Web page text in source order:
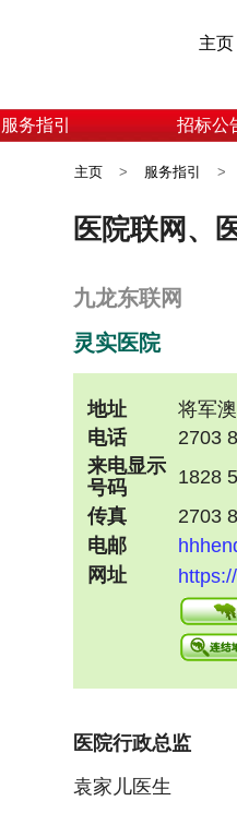
主页
服务指引 招标公
主页 > 服务指引 >